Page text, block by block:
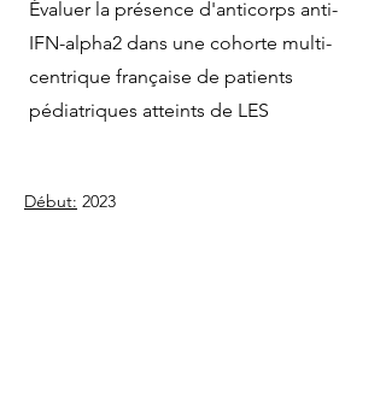
Évaluer la présence d'anticorps anti-
IFN-alpha2 dans une cohorte multi-
centrique française de patients
pédiatriques atteints de LES
Début: 2023